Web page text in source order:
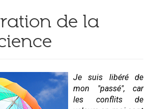
de la
Je suis libéré de
mon "passé", car
les conflits de